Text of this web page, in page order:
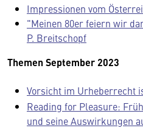
Impressionen vom
"Meinen 80er feiern wir
P. Breitschopf
Themen September 2023
Vorsicht im Urheberrecht
Reading for Pleasure:
und seine Auswirkungen